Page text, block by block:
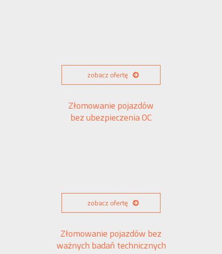
zobacz ofertę
Złomowanie pojazdów
bez ubezpieczenia OC
zobacz ofertę
Złomowanie pojazdów bez
ważnych badań technicznych